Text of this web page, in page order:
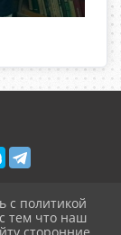
с политикой
тем что наш